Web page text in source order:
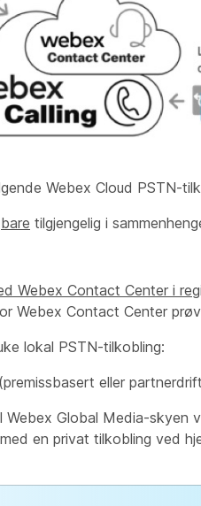
Webex Cloud PSTN-
bare tilgjengelig i
Webex Contact Center i
Webex Contact Center
lokal PSTN-tilkobling:
(premissbasert eller
Global Media-skyen
en privat tilkobling ved